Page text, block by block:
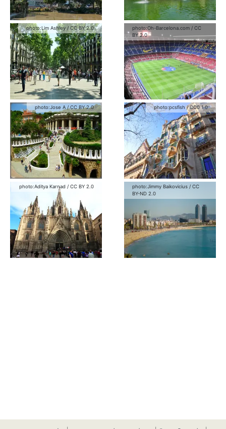
photo:Lim Ashley /CC BY 2.0 photo:Oh-Barcelona.com / CC
BY 2.0
photo:Jose A /CC BY 2.0 photo:pcsfish /CC0 1.0
photo:Aditya Karnad / CC BY 2.0 photo:Jimmy Baikovicius / CC
BY-ND 2.0